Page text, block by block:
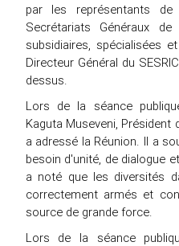
par les représentants
Secrétariats Généraux
subsidiaires, spécialisées
Directeur Général du
dessus.
Lors de la séance
Kaguta Museveni, Président
a adressé la Réunion. Il a
besoin d'unité, de dialogue
a noté que les diversités
correctement armés et
source de grande force.
Lors de la séance